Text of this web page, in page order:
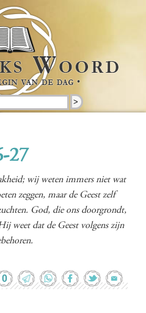
>
27
wij weten immers niet wat
zeggen, maar de Geest zelf
God, die ons doorgrondt,
weet dat de Geest volgens zijn
0